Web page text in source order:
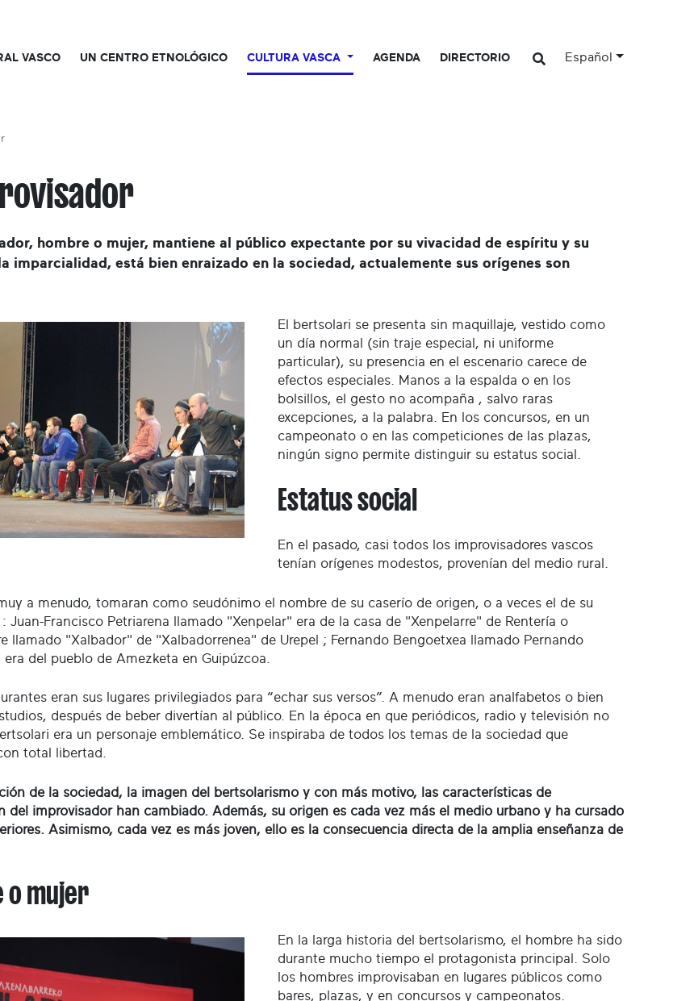
VASCO UN CENTRO ETNOLÓGICO CULTURA VASCA AGENDA DIRECTORIO Español
hombre o mujer, mantiene al público expectante por su vivacidad de espíritu y su
imparcialidad, está bien enraizado en la sociedad, actualemente sus orígenes son
El bertsolari se presenta sin maquillaje, vestido como
un día normal (sin traje especial, ni uniforme
particular), su presencia en el escenario carece de
efectos especiales. Manos a la espalda o en los
bolsillos, el gesto no acompaña , salvo raras
excepciones, a la palabra. En los concursos, en un
campeonato o en las competiciones de las plazas,
ningún signo permite distinguir su estatus social.
Estatus social
En el pasado, casi todos los improvisadores vascos
tenían orígenes modestos, provenían del medio rural.
a menudo, tomaran como seudónimo el nombre de su caserío de origen, o a veces el de su
Juan-Francisco Petriarena llamado "Xenpelar" era de la casa de "Xenpelarre" de Rentería o
llamado "Xalbador" de "Xalbadorrenea" de Urepel ; Fernando Bengoetxea llamado Pernando
del pueblo de Amezketa en Guipúzcoa.
eran sus lugares privilegiados para “echar sus versos”. A menudo eran analfabetos o bien
después de beber divertían al público. En la época en que periódicos, radio y televisión no
era un personaje emblemático. Se inspiraba de todos los temas de la sociedad que
total libertad.
de la sociedad, la imagen del bertsolarismo y con más motivo, las características de
del improvisador han cambiado. Además, su origen es cada vez más el medio urbano y ha cursado
Asimismo, cada vez es más joven, ello es la consecuencia directa de la amplia enseñanza de
o mujer
En la larga historia del bertsolarismo, el hombre ha sido
durante mucho tiempo el protagonista principal. Solo
los hombres improvisaban en lugares públicos como
bares, plazas, y en concursos y campeonatos.